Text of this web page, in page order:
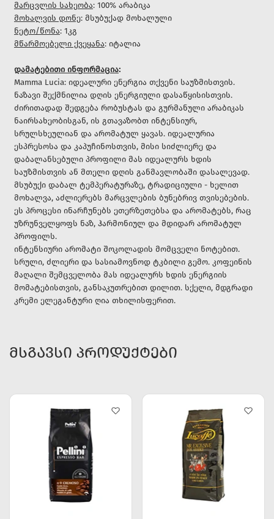
მარცვლის სახეობა: 100% არაბიკა
მოხალვის დონე: მსუბუქად მოხალული
ნეტო/წონა: 1კგ
მწარმოებელი ქვეყანა: იტალია
დამატებითი ინფორმაცია:
Mamma Lucia: იდეალური ენერგია თქვენი საუზმისთვის.
ნაზავი შექმნილია დღის ენერგიული დასაწყისისთვის.
ძირითადად შედგება რობუსტას და გურმანული არაბიკას
ნაირსახეობისგან, ის გთავაზობთ ინტენსიურ,
სრულსხეულიან და არომატულ ყავას. იდეალურია
ესპრესოსა და კაპუჩინოსთვის, მისი სიძლიერე და
დაბალანსებული პროფილი მას იდეალურს ხდის
საუზმისთვის ან მთელი დღის განმავლობაში დასალევად.
მსუბუქი დაბალ ტემპერატურაზე, ტრადიციული - ხელით
მოხალვა, აძლიერებს მარცვლების ბუნებრივ თვისებების.
ეს პროცესი ინარჩუნებს ეთერზეთებსა და არომატებს, რაც
უზრუნველყოფს ნაზ, ჰარმონიულ და მდიდარ არომატულ
პროფილს.
ინტენსიური არომატი შოკოლადის მომცველი ნოტებით.
სრული, ძლიერი და სასიამოვნოდ ტკბილი გემო. კოფეინის
მაღალი შემცველობა მას იდეალურს ხდის ენერგიის
მომატებისთვის, განსაკუთრებით დილით. სქელი, მდგრადი
კრემი ელეგანტური ღია თხილისფერით.
ᲛᲡᲒᲐᲕᲡᲘ ᲞᲠᲝᲓᲣᲥᲢᲔᲑᲘ